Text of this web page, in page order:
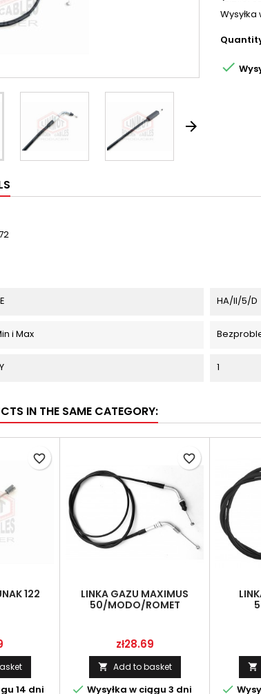


HA/II/5/D
i Max
1
IN THE SAME CATEGORY:
122
14 dni
favorite_border
LINKA GAZU MAXIMUS
50/MODO/ROMET
Price
zł28.69
 Add to basket
 Wysyłka w ciągu 3 dni
favorite_border

